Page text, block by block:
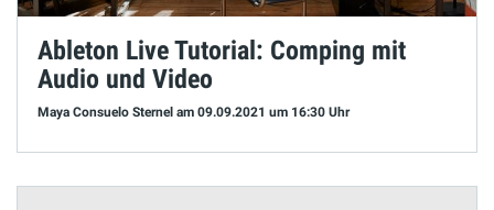
Ableton Live Tutorial: Comping mit
Audio und Video
Maya Consuelo Sternel am 09.09.2021 um 16:30 Uhr